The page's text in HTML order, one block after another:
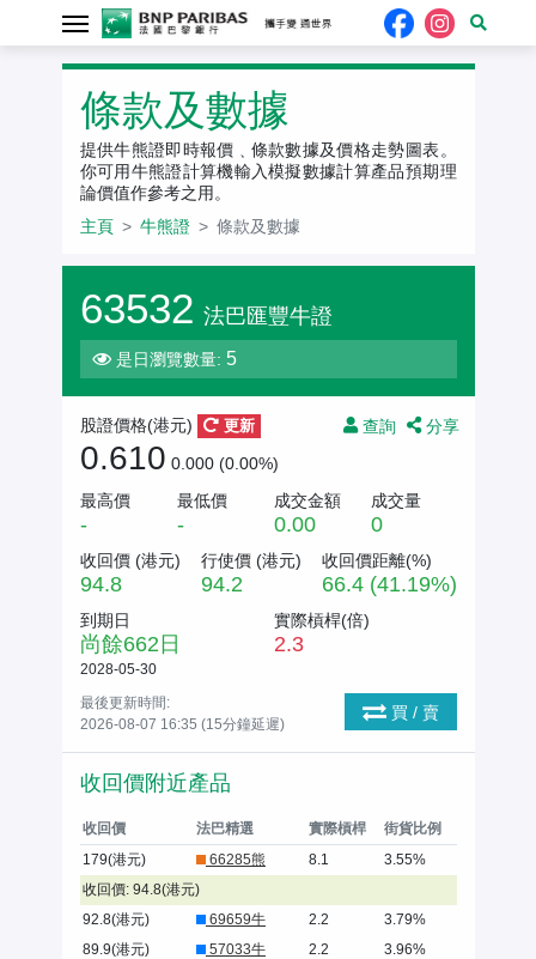
牛熊證
條款及數據
提供牛熊證即時報價﹑條款數據及價格走勢圖表。
你可用牛熊證計算機輸入模擬數據計算產品預期理
論價值作參考之用。
主頁
牛熊證 條款及數據
63532 法巴匯豐牛證
是日瀏覽數量: 5
查詢 分享
股證價格(港元) 更新
0.610 0.000 (0.00%)
最高價
-
最低價
-
成交金額
0.00
成交量
0
收回價 (港元)
94.8
行使價 (港元)
94.2
收回價距離(%)
66.4 (41.19%)
到期日
尚餘662 日
2028-05-30
實際槓桿(倍)
2.3
最後更新時間:
2026-08-07 16:35 (15分鐘延遲)
買 / 賣
收回價附近產品
收回價 法巴精選 實際槓桿
街貨比例
179(港元)
66285熊 8.1
3.55%
收回價: 94.8(港元)
92.8(港元)
69659牛 2.2
3.79%
89.9(港元)
57033牛 2.2
3.96%